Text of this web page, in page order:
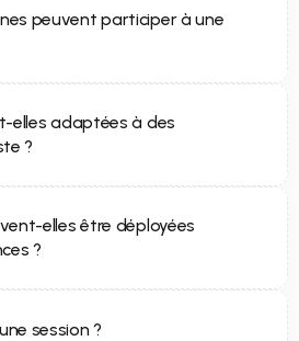
peuvent participer à une
elles adaptées à des
?
elles être déployées
?
session ?